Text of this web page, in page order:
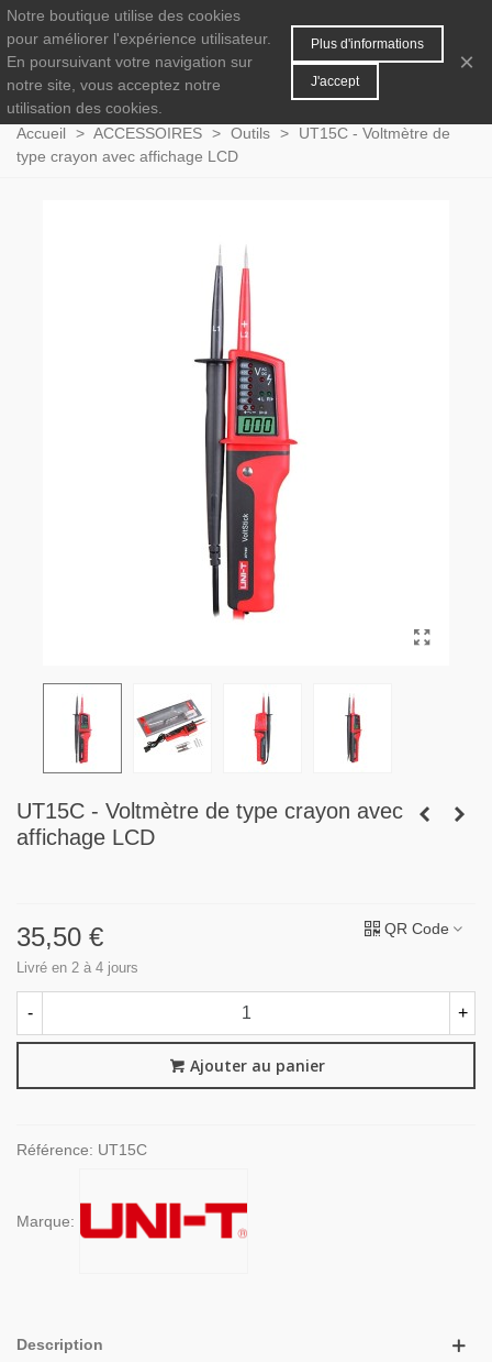
0 MENU
Accueil > ACCESSOIRES > Outils >
UT15C - Voltmètre de
type crayon avec affichage LCD
UT15C - Voltmètre de type crayon avec
affichage LCD
35,50 €
Livré en 2 à 4 jours
QR Code
- +
Ajouter au panier
Référence: UT15C
Marque:
Description
Notre boutique utilise des cookies
pour améliorer l'expérience utilisateur.
En poursuivant votre navigation sur
notre site, vous acceptez notre
utilisation des cookies.
Plus d'informations
J'accept
×